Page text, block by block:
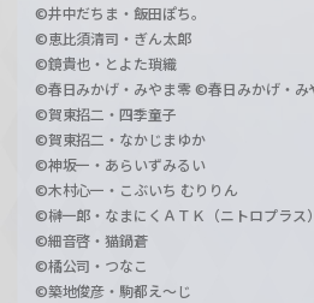
©井中だちま・飯田ぽち。
©恵比須清司・ぎん太郎
©鏡貴也・とよた瑣織
©春日みかげ・みやま零 ©春日みかげ・み
©賀東招二・四季童子
©賀東招二・なかじまゆか
©神坂一・あらいずみるい
©木村心一・こぶいち むりりん
©榊一郎・なまにくＡＴＫ（ニトロプラス）
©細音啓・猫鍋蒼
©橘公司・つなこ
©築地俊彦・駒都え～じ